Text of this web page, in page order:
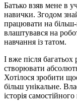
Батько взяв мене в
навички. Згодом
працювати на
влаштувався на
навчання із татом.
І вже після
створювати
Хотілося зробити
більш унікальне.
історія